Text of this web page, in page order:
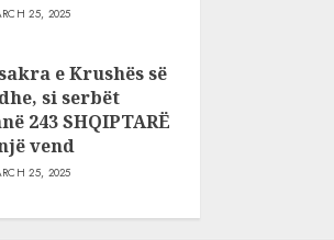
25, 2025
e Krushës së
si serbët
243 SHQIPTARË
vend
25, 2025